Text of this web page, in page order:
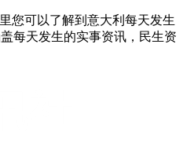
您可以了解到意大利每天发生
每天发生的实事资讯，民生资